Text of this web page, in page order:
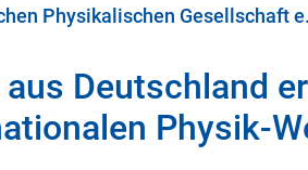
Physikalischen Gesellschaft
aus Deutschland
Physik-